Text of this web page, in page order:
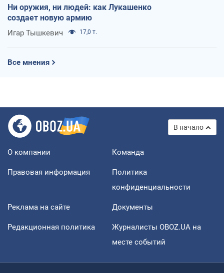
Ни оружия, ни людей: как Лукашенко
создает новую армию
Игар Тышкевич 17,0 т.
Все мнения
В начало
О компании Команда
Правовая информация
Политика
конфиденциальности
Реклама на сайте Документы
Редакционная политика
Журналисты OBOZ.UA на
месте событий